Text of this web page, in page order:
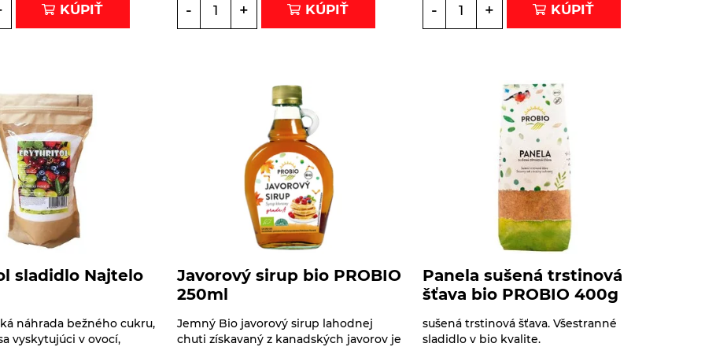
KÚPIŤ - + KÚPIŤ - + KÚPIŤ
sladidlo Najtelo
náhrada bežného cukru,
vyskytujúci v ovocí,
Javorový sirup bio PROBIO
250ml
Jemný Bio javorový sirup lahodnej
chuti získavaný z kanadských javorov je
Panela sušená trstinová
šťava bio PROBIO 400g
sušená trstinová šťava. Všestranné
sladidlo v bio kvalite.